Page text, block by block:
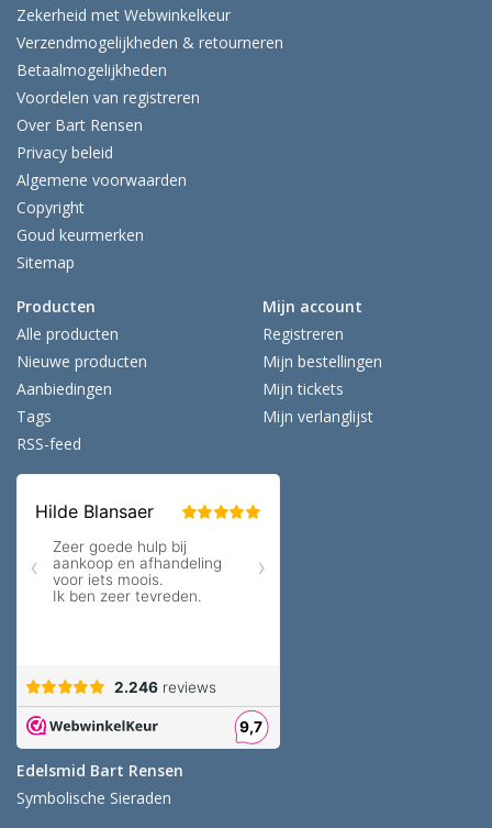
Zekerheid met Webwinkelkeur
Verzendmogelijkheden & retourneren
Betaalmogelijkheden
Voordelen van registreren
Over Bart Rensen
Privacy beleid
Algemene voorwaarden
Copyright
Goud keurmerken
Sitemap
Producten
Alle producten
Nieuwe producten
Aanbiedingen
Tags
RSS-feed
Mijn account
Registreren
Mijn bestellingen
Mijn tickets
Mijn verlanglijst
Edelsmid Bart Rensen
Symbolische Sieraden